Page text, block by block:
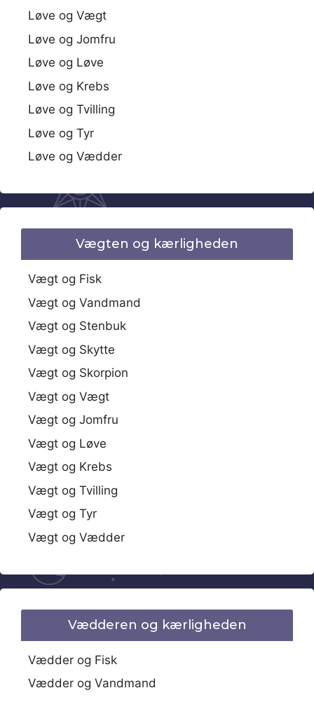
Løve og Vægt
Løve og Jomfru
Løve og Løve
Løve og Krebs
Løve og Tvilling
Løve og Tyr
Løve og Vædder
Vægten og kærligheden
Vægt og Fisk
Vægt og Vandmand
Vægt og Stenbuk
Vægt og Skytte
Vægt og Skorpion
Vægt og Vægt
Vægt og Jomfru
Vægt og Løve
Vægt og Krebs
Vægt og Tvilling
Vægt og Tyr
Vægt og Vædder
Vædderen og kærligheden
Vædder og Fisk
Vædder og Vandmand